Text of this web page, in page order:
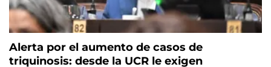
Alerta por el aumento de casos de
triquinosis: desde la UCR le exigen